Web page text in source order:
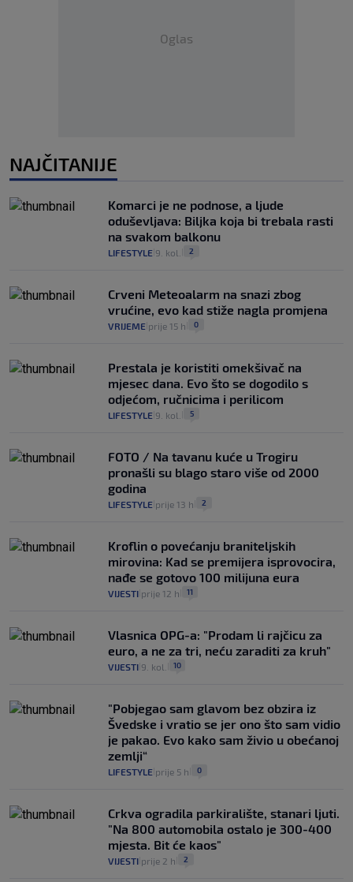
Oglas
NAJČITANIJE
Komarci je ne podnose, a ljude
oduševljava: Biljka koja bi trebala rasti
na svakom balkonu
LIFESTYLE 9. kol. 2
Crveni Meteoalarm na snazi zbog
vrućine, evo kad stiže nagla promjena
VRIJEME prije 15 h 0
Prestala je koristiti omekšivač na
mjesec dana. Evo što se dogodilo s
odjećom, ručnicima i perilicom
LIFESTYLE 9. kol. 5
FOTO / Na tavanu kuće u Trogiru
pronašli su blago staro više od 2000
godina
LIFESTYLE prije 13 h 2
Kroflin o povećanju braniteljskih
mirovina: Kad se premijera isprovocira,
nađe se gotovo 100 milijuna eura
VIJESTI prije 12 h 11
Vlasnica OPG-a: "Prodam li rajčicu za
euro, a ne za tri, neću zaraditi za kruh"
VIJESTI 9. kol. 10
"Pobjegao sam glavom bez obzira iz
Švedske i vratio se jer ono što sam vidio
je pakao. Evo kako sam živio u obećanoj
zemlji“
LIFESTYLE prije 5 h 0
Crkva ogradila parkiralište, stanari ljuti.
"Na 800 automobila ostalo je 300-400
mjesta. Bit će kaos"
VIJESTI prije 2 h 2